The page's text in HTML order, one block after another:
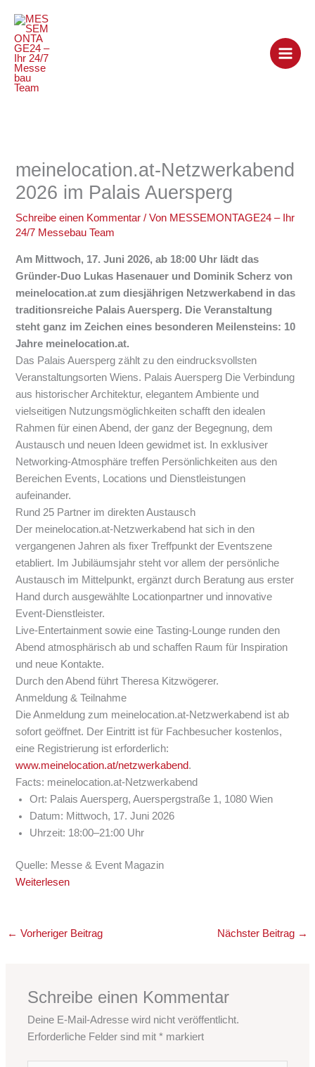
Inhalt
springen
meinelocation.at-Netzwerkabend
2026 im Palais Auersperg
Schreibe einen Kommentar / Von MESSEMONTAGE24 – Ihr
24/7 Messebau Team
Am Mittwoch, 17. Juni 2026, ab 18:00 Uhr lädt das
Gründer-Duo Lukas Hasenauer und Dominik Scherz von
meinelocation.at zum diesjährigen Netzwerkabend in das
traditionsreiche Palais Auersperg. Die Veranstaltung
steht ganz im Zeichen eines besonderen Meilensteins: 10
Jahre meinelocation.at.
Das Palais Auersperg zählt zu den eindrucksvollsten
Veranstaltungsorten Wiens. Palais Auersperg Die Verbindung
aus historischer Architektur, elegantem Ambiente und
vielseitigen Nutzungsmöglichkeiten schafft den idealen
Rahmen für einen Abend, der ganz der Begegnung, dem
Austausch und neuen Ideen gewidmet ist. In exklusiver
Networking-Atmosphäre treffen Persönlichkeiten aus den
Bereichen Events, Locations und Dienstleistungen
aufeinander.
Rund 25 Partner im direkten Austausch
Der meinelocation.at-Netzwerkabend hat sich in den
vergangenen Jahren als fixer Treffpunkt der Eventszene
etabliert. Im Jubiläumsjahr steht vor allem der persönliche
Austausch im Mittelpunkt, ergänzt durch Beratung aus erster
Hand durch ausgewählte Locationpartner und innovative
Event-Dienstleister.
Live-Entertainment sowie eine Tasting-Lounge runden den
Abend atmosphärisch ab und schaffen Raum für Inspiration
und neue Kontakte.
Durch den Abend führt Theresa Kitzwögerer.
Anmeldung & Teilnahme
Die Anmeldung zum meinelocation.at-Netzwerkabend ist ab
sofort geöffnet. Der Eintritt ist für Fachbesucher kostenlos,
eine Registrierung ist erforderlich:
www.meinelocation.at/netzwerkabend.
Facts: meinelocation.at-Netzwerkabend
Ort: Palais Auersperg, Auerspergstraße 1, 1080 Wien
Datum: Mittwoch, 17. Juni 2026
Uhrzeit: 18:00–21:00 Uhr
Quelle: Messe & Event Magazin
Weiterlesen
← Vorheriger Beitrag Nächster Beitrag →
Schreibe einen Kommentar
Deine E-Mail-Adresse wird nicht veröffentlicht.
Erforderliche Felder sind mit* markiert